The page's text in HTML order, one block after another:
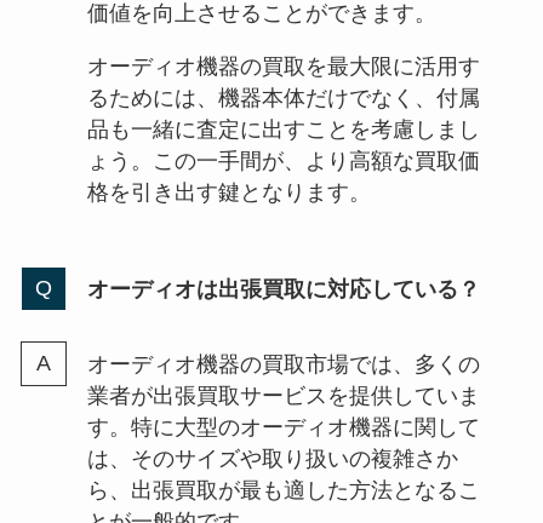
価値を向上させることができます。
オーディオ機器の買取を最大限に活用す
るためには、機器本体だけでなく、付属
品も一緒に査定に出すことを考慮しまし
ょう。この一手間が、より高額な買取価
格を引き出す鍵となります。
オーディオは出張買取に対応している？
オーディオ機器の買取市場では、多くの
業者が出張買取サービスを提供していま
す。特に大型のオーディオ機器に関して
は、そのサイズや取り扱いの複雑さか
ら、出張買取が最も適した方法となるこ